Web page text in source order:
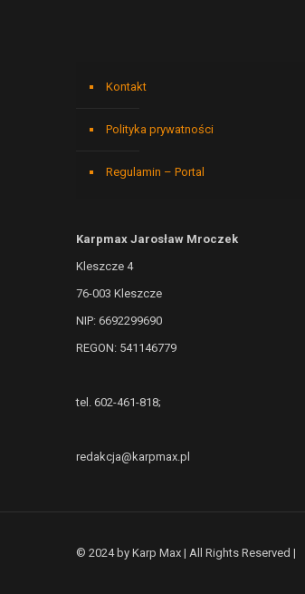
Kontakt
Polityka prywatności
Regulamin – Portal
Karpmax Jarosław Mroczek
Kleszcze 4
76-003 Kleszcze
NIP: 6692299690
REGON: 541146779
tel. 602-461-818;
redakcja@karpmax.pl
© 2024 by Karp Max | All Rights Reserved |